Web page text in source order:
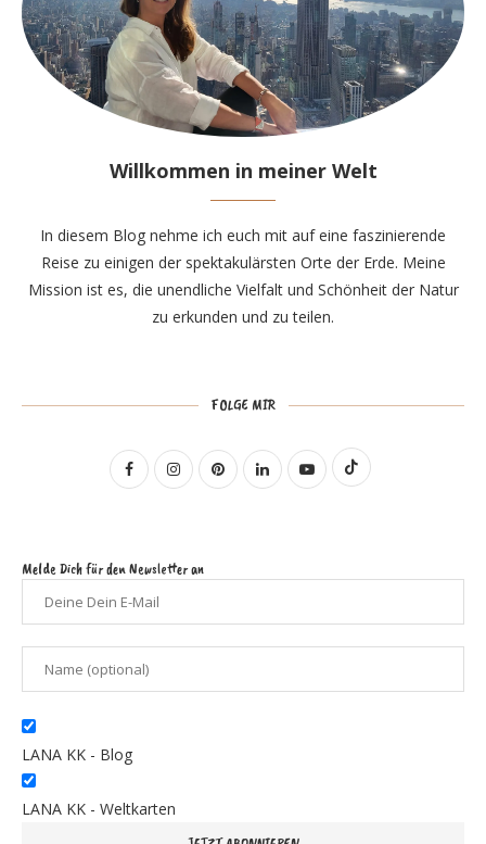
Willkommen in meiner Welt
In diesem Blog nehme ich euch mit auf eine faszinierende
Reise zu einigen der spektakulärsten Orte der Erde. Meine
Mission ist es, die unendliche Vielfalt und Schönheit der Natur
zu erkunden und zu teilen.
FOLGE MIR
Melde Dich für den Newsletter an
LANA KK - Blog
LANA KK - Weltkarten